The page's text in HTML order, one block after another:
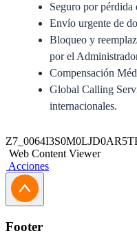
Seguro por
Envío urgente de
Bloqueo y
por el
Compensación
Global Calling
internacionales.
Tener una línea de
Web Content Viewer
Acciones
Footer